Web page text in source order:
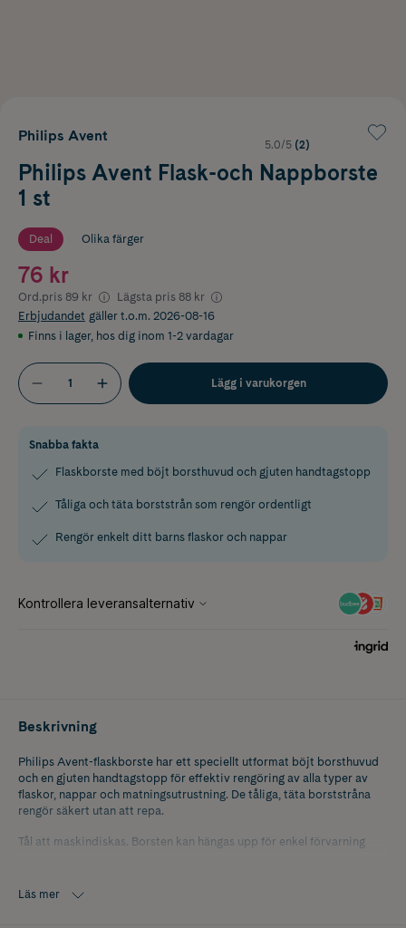
Philips Avent
5.0/5 (2)
Philips Avent Flask-och Nappborste
1 st
Deal Olika färger
76 kr
Ord.pris 89 kr Lägsta pris 88 kr
Erbjudandet gäller t.o.m. 2026-08-16
Finns i lager, hos dig inom 1-2 vardagar
Lägg i varukorgen
Snabba fakta
Flaskborste med böjt borsthuvud och gjuten handtagstopp
Tåliga och täta borststrån som rengör ordentligt
Rengör enkelt ditt barns flaskor och nappar
Beskrivning
Philips Avent-flaskborste har ett speciellt utformat böjt borsthuvud
och en gjuten handtagstopp för effektiv rengöring av alla typer av
flaskor, nappar och matningsutrustning. De tåliga, täta borststråna
rengör säkert utan att repa.
Tål att maskindiskas. Borsten kan hängas upp för enkel förvarning
Läs mer